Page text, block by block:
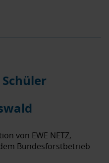
von EWE NETZ,
Bundesforstbetrieb